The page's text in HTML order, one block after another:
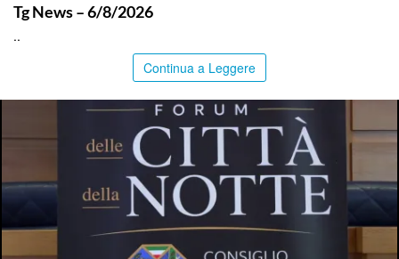
Tg News – 6/8/2026
..
Continua a Leggere